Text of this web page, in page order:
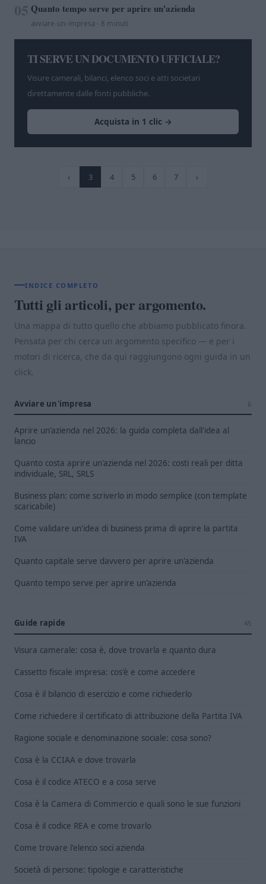
Quanto tempo serve per aprire un'azienda
avviare-un-impresa · 8 minuti
TI SERVE UN DOCUMENTO UFFICIALE?
Visure camerali, bilanci, elenco soci e atti societari
direttamente dalle fonti pubbliche.
Acquista in 1 clic →
‹ 3 4 5 6 7 ›
INDICE COMPLETO
Tutti gli articoli, per argomento.
Una mappa di tutto quello che abbiamo pubblicato finora.
Pensata per chi cerca un argomento specifico — e per i
motori di ricerca, che da qui raggiungono ogni guida in un
click.
Avviare un'impresa 6
Aprire un'azienda nel 2026: la guida completa dall'idea al
lancio
Quanto costa aprire un'azienda nel 2026: costi reali per ditta
individuale, SRL, SRLS
Business plan: come scriverlo in modo semplice (con template
scaricabile)
Come validare un'idea di business prima di aprire la partita
IVA
Quanto capitale serve davvero per aprire un'azienda
Quanto tempo serve per aprire un'azienda
Guide rapide 45
Visura camerale: cosa è, dove trovarla e quanto dura
Cassetto fiscale impresa: cos'è e come accedere
Cosa è il bilancio di esercizio e come richiederlo
Come richiedere il certificato di attribuzione della Partita IVA
Ragione sociale e denominazione sociale: cosa sono?
Cosa è la CCIAA e dove trovarla
Cosa è il codice ATECO e a cosa serve
Cosa è la Camera di Commercio e quali sono le sue funzioni
Cosa è il codice REA e come trovarlo
Come trovare l'elenco soci azienda
Società di persone: tipologie e caratteristiche